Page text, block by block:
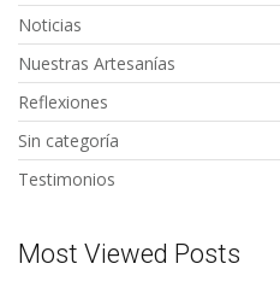
Noticias
Nuestras Artesanías
Reflexiones
Sin categoría
Testimonios
Most Viewed Posts